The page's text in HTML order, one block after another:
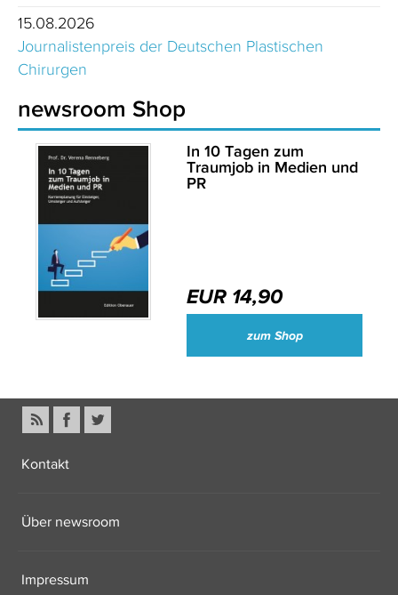
15.08.2026
Journalistenpreis der Deutschen Plastischen
Chirurgen
newsroom Shop
In 10 Tagen zum
Traumjob in Medien und
PR
EUR 14,90
zum Shop
Kontakt
Über newsroom
Impressum